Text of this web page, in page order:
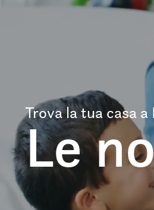
Trova la tua casa
Le